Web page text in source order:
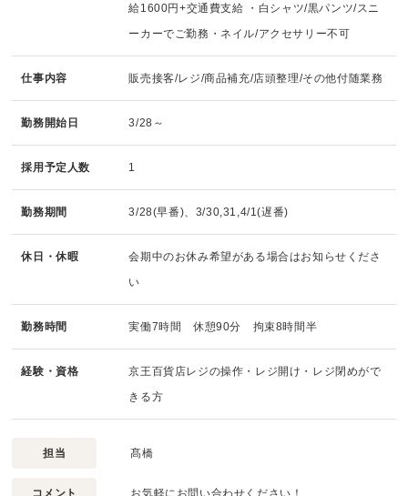
給1600円+交通費支給 ・白シャツ/黒パンツ/スニ
ーカーでご勤務・ネイル/アクセサリー不可
仕事内容 販売接客/レジ/商品補充/店頭整理/その他付随業務
勤務開始日 3/28～
採用予定人数 1
勤務期間 3/28(早番)、3/30,31,4/1(遅番)
休日・休暇
会期中のお休み希望がある場合はお知らせくださ
い
勤務時間 実働7時間 休憩90分 拘束8時間半
経験・資格
京王百貨店レジの操作・レジ開け・レジ閉めがで
きる方
担当 髙橋
コメント お気軽にお問い合わせください！